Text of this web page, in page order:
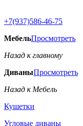
+7(937)586-46-75
МебельПросмотреть
Назад к главному
ДиваныПросмотреть
Назад к Мебель
Кушетки
Угловые диваны